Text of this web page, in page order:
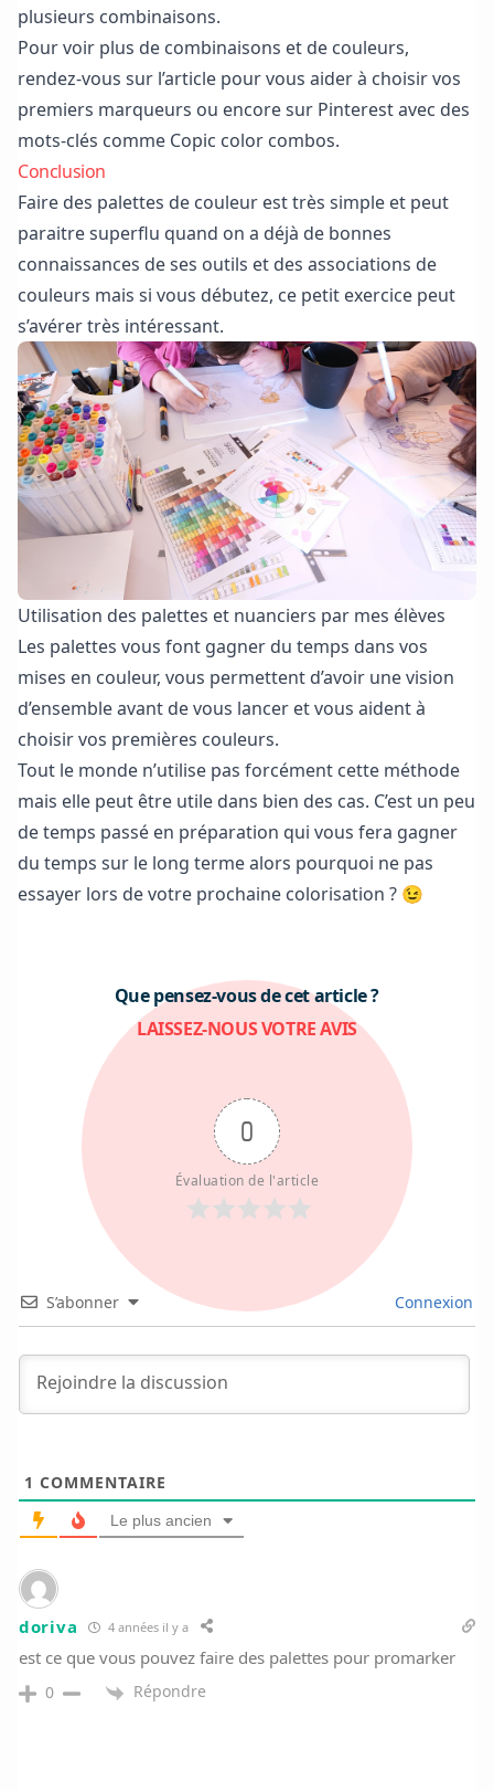
plusieurs combinaisons.
Pour voir plus de combinaisons et de couleurs,
rendez-vous sur l’article pour vous aider à choisir vos
premiers marqueurs ou encore sur Pinterest avec des
mots-clés comme Copic color combos.
Conclusion
Faire des palettes de couleur est très simple et peut
paraitre superflu quand on a déjà de bonnes
connaissances de ses outils et des associations de
couleurs mais si vous débutez, ce petit exercice peut
s’avérer très intéressant.
Utilisation des palettes et nuanciers par mes élèves
Les palettes vous font gagner du temps dans vos
mises en couleur, vous permettent d’avoir une vision
d’ensemble avant de vous lancer et vous aident à
choisir vos premières couleurs.
Tout le monde n’utilise pas forcément cette méthode
mais elle peut être utile dans bien des cas. C’est un peu
de temps passé en préparation qui vous fera gagner
du temps sur le long terme alors pourquoi ne pas
essayer lors de votre prochaine colorisation ? 😉
Que pensez-vous de cet article ?
LAISSEZ-NOUS VOTRE AVIS
0
Évaluation de l'article
S’abonner Connexion
1 COMMENTAIRE
Le plus ancien
doriva 4 années il y a
est ce que vous pouvez faire des palettes pour promarker
0 Répondre